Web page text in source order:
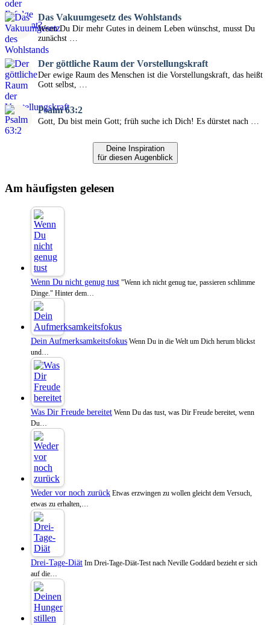
Das Vakuumgesetz des Wohlstands
Wenn Du Dir mehr Gutes in deinem Leben wünschst, musst Du
zunächst …
Der göttliche Raum der Vorstellungskraft
Der ewige Raum des Menschen ist die Vorstellungskraft, das heißt
Gott selbst, …
Psalm 63:2
Gott, Du bist mein Gott; früh suche ich Dich! Es dürstet nach …
Deine Inspiration
für diesen Augenblick
Am häufigsten gelesen
Wenn Du nicht genug tust "Wenn ich nicht genug tue, passieren schlimme
Dinge." Hinter dem…
Dein Aufmerksamkeitsfokus Wenn Du in die Welt um Dich herum blickst
und…
Was Dir Freude bereitet Wenn Du das tust, was Dir Freude bereitet, wenn
Du…
Weder vor noch zurück Etwas erzwingen zu wollen gleicht dem Versuch,
etwas zu erhalten,…
Drei-Tage-Diät Im Drei-Tage-Diät-Test nach Neville Goddard bezieht er sich
auf die…